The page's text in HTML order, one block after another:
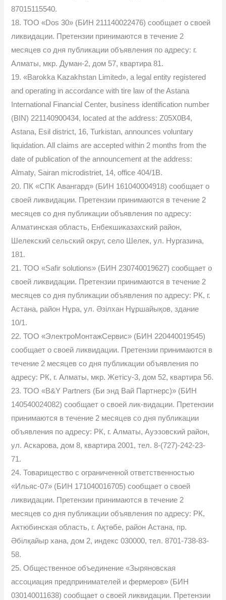
87015115540.
18. ТОО «Dos 30» (БИН 211140022476) сообщает о своей
ликвидации. Претензии принимаются в течение 2
месяцев со дня публикации объявления по адресу: г.
Алматы, мкр. Думан-2, дом 57, квартира 81.
19. «Barokka Kazakhstan Limited», a legal entity registered
and operating in accordance with tire law of the Astana
International Financial Center, business identification number
(BIN) 221140900434, located at the address: Z05X0B4,
Astana, Esil district, 16, Turkistan, announces voluntary
liquidation. All claims are accepted within 2 months from the
date of publication of the announcement at the address:
Almaty, Sairan microdistriet, 14, office 404/1B.
20. ПК «СПК Авангард» (БИН 161040004918) сообщает о
своей ликвидации. Претензии принимаются в течение 2
месяцев со дня публикации объявления по адресу:
Алматинская область, Енбекшиказахский район,
Шелекский сельский округ, село Шелек, ул. Нургазина,
181.
21. ТОО «Safir solutions» (БИН 230740019627) сообщает о
своей ликвидации. Претензии принимаются в течение 2
месяцев со дня публикации объявления по адресу: РК, г.
Астана, район Нұра, ул. Әзілхан Нұршайықов, здание
10/1.
22. ТОО «ЭлектроМонтажСервис» (БИН 220440019545)
сообщает о своей ликвидации. Претензии принимаются в
течение 2 месяцев со дня публикации объявления по
адресу: РК, г. Алматы, мкр. Жетісу-3, дом 52, квартира 56.
23. ТОО «B&Y Partners (Би энд Вай Партнерс)» (БИН
140540024082) сообщает о своей лик-видации. Претензии
принимаются в течение 2 месяцев со дня публикации
объявления по адресу: РК, г. Алматы, Ауэзовский район,
ул. Аскарова, дом 8, квартира 2001, тел. 8-(727)-242-23-
71.
24. Товарищество с ограниченной ответственностью
«Ильяс-07» (БИН 171040016705) сообщает о своей
ликвидации. Претензии принимаются в течение 2
месяцев со дня публикации объявления по адресу: РК,
Актюбинская область, г. Ақтөбе, район Астана, пр.
Әбілқайыр хана, дом 2, индекс 030000, тел. 8701-738-83-
58.
25. Общественное объединение «Зыряновская
ассоциация предпринимателей и фермеров» (БИН
030140011638) сообщает о своей ликвидации. Претензии